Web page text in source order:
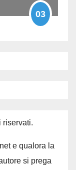
03
riservati.
e qualora la
si prega